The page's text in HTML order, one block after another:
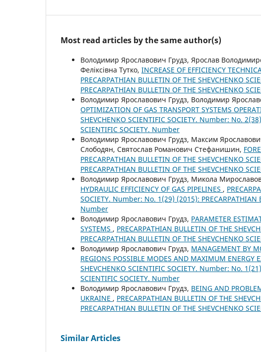
Most read articles by the same author(s)
Володимир Ярославович Грудз, Ярослав
Феліксівна Тутко, INCREASE OF EFFICIENCY
PRECARPATHIAN BULLETIN OF THE SHEVCHENKO
PRECARPATHIAN BULLETIN OF THE SHEVCHENKO
Володимир Ярославович Грудз, Володимир
OPTIMIZATION OF GAS TRANSPORT SYSTEMS
SHEVCHENKO SCIENTIFIC SOCIETY. Number: No.
SCIENTIFIC SOCIETY. Number
Володимир Ярославович Грудз, Максим
Слободян, Святослав Романович Стефанишин,
PRECARPATHIAN BULLETIN OF THE SHEVCHENKO
PRECARPATHIAN BULLETIN OF THE SHEVCHENKO
Володимир Ярославович Грудз, Микола
HYDRAULIC EFFICIENCY OF GAS PIPELINES ,
SOCIETY. Number: No. 1(29) (2015): PRECARPATHIAN
Number
Володимир Ярославович Грудз, PARAMETER
SYSTEMS , PRECARPATHIAN BULLETIN OF THE
PRECARPATHIAN BULLETIN OF THE SHEVCHENKO
Володимир Ярославович Грудз, MANAGEMENT BY
REGIONS POSSIBLE MODES AND MAXIMUM ENERGY
SHEVCHENKO SCIENTIFIC SOCIETY. Number: No.
SCIENTIFIC SOCIETY. Number
Володимир Ярославович Грудз, BEING AND
UKRAINE , PRECARPATHIAN BULLETIN OF THE
PRECARPATHIAN BULLETIN OF THE SHEVCHENKO
Similar Articles